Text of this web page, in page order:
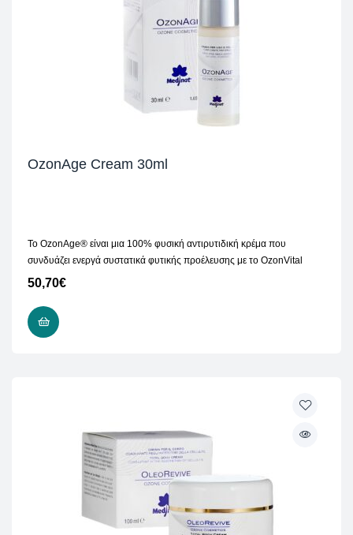
OzonAge Cream 30ml
Το OzonAge® είναι μια 100% φυσική αντιρυτιδική κρέμα που
συνδυάζει ενεργά συστατικά φυτικής προέλευσης με το OzonVital
50,70€